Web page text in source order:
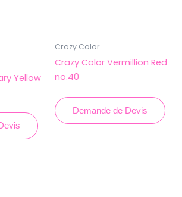
Yellow
Crazy Color
Crazy Color Vermillion Red
no.40
Demande de Devis